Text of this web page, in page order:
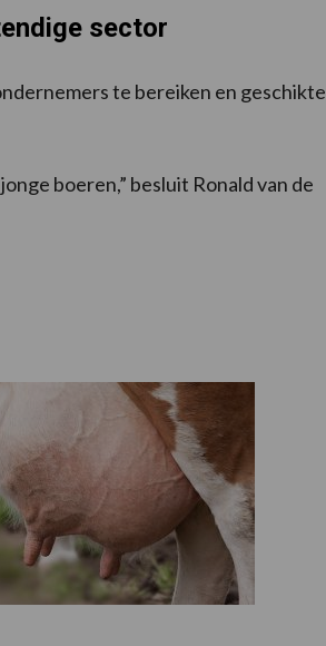
sector
te bereiken en geschikte
boeren,” besluit Ronald van de